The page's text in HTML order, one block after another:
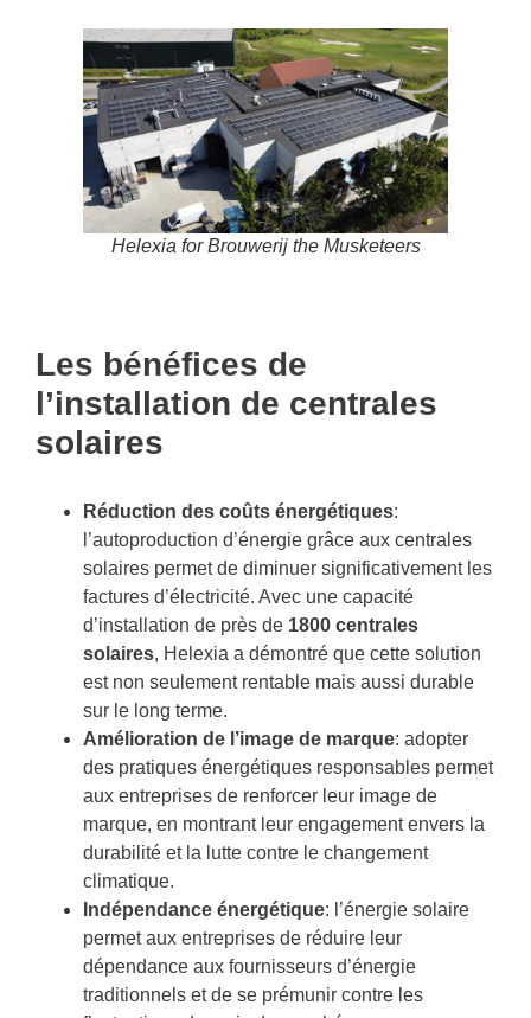
Helexia for Brouwerij the Musketeers
Les bénéfices de
l’installation de centrales
solaires
Réduction des coûts énergétiques:
l’autoproduction d’énergie grâce aux centrales
solaires permet de diminuer significativement les
factures d’électricité. Avec une capacité
d’installation de près de 1800 centrales
solaires, Helexia a démontré que cette solution
est non seulement rentable mais aussi durable
sur le long terme.
Amélioration de l’image de marque: adopter
des pratiques énergétiques responsables permet
aux entreprises de renforcer leur image de
marque, en montrant leur engagement envers la
durabilité et la lutte contre le changement
climatique.
Indépendance énergétique: l’énergie solaire
permet aux entreprises de réduire leur
dépendance aux fournisseurs d’énergie
traditionnels et de se prémunir contre les